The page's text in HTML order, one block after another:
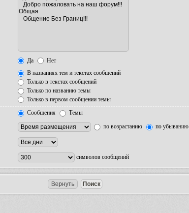
Да
Нет
В названиях тем и текстах сообщений
Только в текстах сообщений
Только по названию темы
Только в первом сообщении темы
Сообщения
Темы
по возрастанию по убыванию
символов сообщений